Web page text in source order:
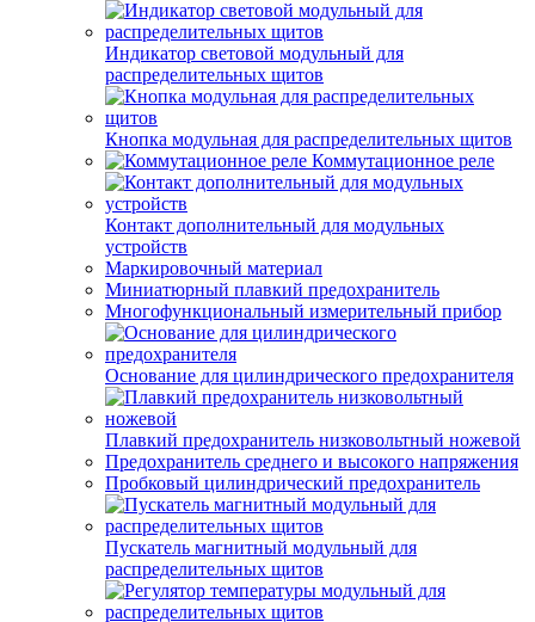
Индикатор световой модульный для
распределительных щитов
Кнопка модульная для распределительных щитов
Коммутационное реле
Контакт дополнительный для модульных
устройств
Маркировочный материал
Миниатюрный плавкий предохранитель
Многофункциональный измерительный прибор
Основание для цилиндрического предохранителя
Плавкий предохранитель низковольтный ножевой
Предохранитель среднего и высокого напряжения
Пробковый цилиндрический предохранитель
Пускатель магнитный модульный для
распределительных щитов